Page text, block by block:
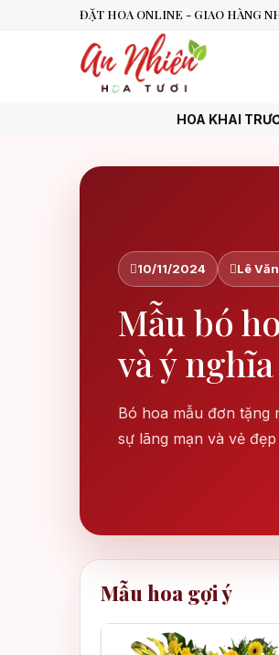
ĐẶT HOA ONLINE - GIAO HÀNG
HOA KHAI
10/11/2024 Lê
Mẫu bó
và ý
Bó hoa mẫu đơn tặng
sự lãng mạn và vẻ
Mẫu hoa gợi ý